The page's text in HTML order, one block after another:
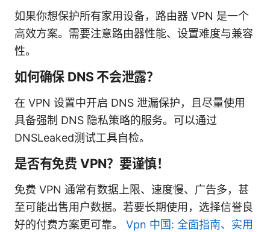
如果你想保护所有家用设备，路由器 VPN 是一个
高效方案。需要注意路由器性能、设置难度与兼容
性。
如何确保 DNS 不会泄露？
在 VPN 设置中开启 DNS 泄漏保护，且尽量使用
具备强制 DNS 隐私策略的服务。可以通过
DNSLeaked测试工具自检。
是否有免费 VPN？要谨慎！
免费 VPN 通常有数据上限、速度慢、广告多，甚
至可能出售用户数据。若要长期使用，选择信誉良
好的付费方案更可靠。 Vpn 中国: 全面指南、实用